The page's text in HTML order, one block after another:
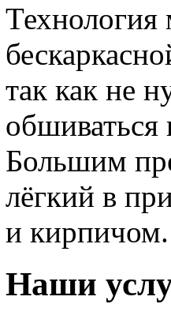
Технология
так как не
Большим
лёгкий в
и кирпичом.
Наши